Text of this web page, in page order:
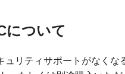
について
ュリティサポートがなくな